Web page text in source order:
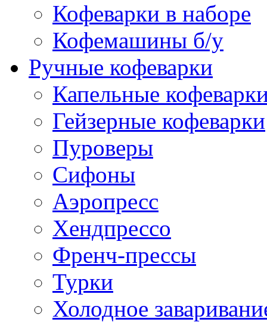
Кофеварки в наборе
Кофемашины б/у
Ручные кофеварки
Капельные
Гейзерные кофеварки
Пуроверы
Сифоны
Аэропресс
Хендпрессо
Френч-прессы
Турки
Холодное